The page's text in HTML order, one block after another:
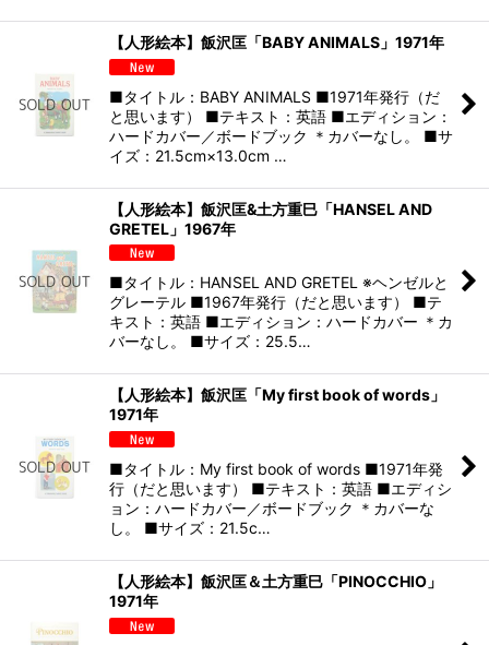
【人形絵本】飯沢匡「BABY ANIMALS」1971年
■タイトル：BABY ANIMALS ■1971年発行（だ
と思います） ■テキスト：英語 ■エディション：
ハードカバー／ボードブック ＊カバーなし。 ■サ
イズ：21.5cm×13.0cm …
【人形絵本】飯沢匡&土方重巳「HANSEL AND
GRETEL」1967年
■タイトル：HANSEL AND GRETEL ※ヘンゼルと
グレーテル ■1967年発行（だと思います） ■テ
キスト：英語 ■エディション：ハードカバー ＊カ
バーなし。 ■サイズ：25.5…
【人形絵本】飯沢匡「My first book of words」
1971年
■タイトル：My first book of words ■1971年発
行（だと思います） ■テキスト：英語 ■エディシ
ョン：ハードカバー／ボードブック ＊カバーな
し。 ■サイズ：21.5c…
【人形絵本】飯沢匡＆土方重巳「PINOCCHIO」
1971年